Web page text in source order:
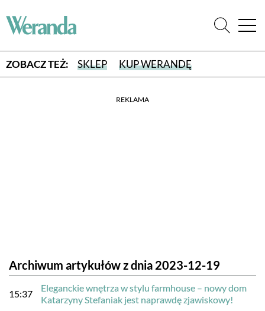
ZOBACZ TEŻ: SKLEP KUP WERANDĘ
REKLAMA
Archiwum artykułów z dnia 2023-12-19
15:37
Eleganckie wnętrza w stylu farmhouse – nowy dom
Katarzyny Stefaniak jest naprawdę zjawiskowy!